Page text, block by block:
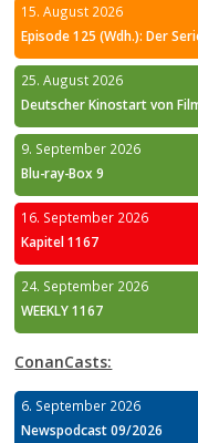
15. August 2026
Episode 125 (Wdh.): Der
25. August 2026
Deutscher Kinostart von
9. September 2026
Blu-ray-Box 9
16. September 2026
Kapitel 1167
24. September 2026
WEEKLY 1167
ConanCasts:
6. September 2026
Newspodcast 09/2026